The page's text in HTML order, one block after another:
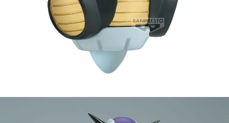
東海門市自取，需自備購物袋取貨唷。